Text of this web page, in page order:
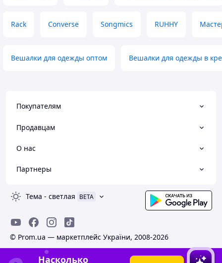
Rack Converse Songmics RUHHY
Вешалки для одежды оптом Вешалки для одежды в
Покупателям
Продавцам
О нас
Партнеры
Тема - светлая BETA
© Prom.ua — маркетплейс України, 2008-2026
Насколько